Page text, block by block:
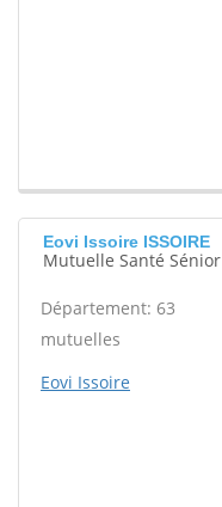
Eovi Issoire ISSOIRE
Mutuelle Santé Sénior
Département: 63
mutuelles
Eovi Issoire